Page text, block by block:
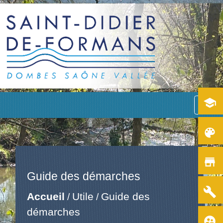
menu
Guide des démarches
Accueil / Utile / Guide des
démarches
school
color_lens
store
build